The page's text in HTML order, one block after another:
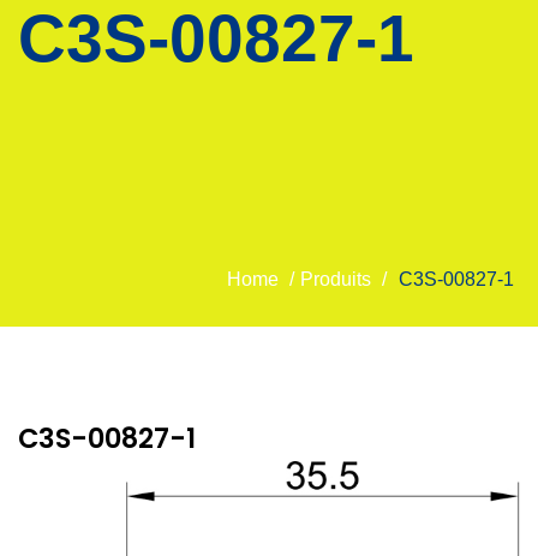
C3S-00827-1
Home / Produits / C3S-00827-1
C3S-00827-1